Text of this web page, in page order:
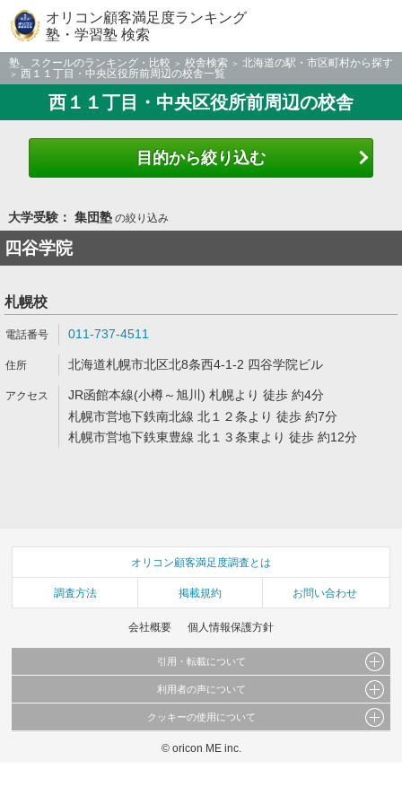
オリコン顧客満足度ランキング
塾・学習塾 検索
塾、スクールのランキング・比較 校舎検索
北海道の駅・市区町村から探す
西１１丁目・中央区役所前周辺の校舎一覧
西１１丁目・中央区役所前周辺の校舎
目的から絞り込む
大学受験： 集団塾の絞り込み
四谷学院
札幌校
011-737-4511
北海道札幌市北区北8条西4-1-2 四谷学院ビル
JR函館本線(小樽～旭川) 札幌より 徒歩 約4分
札幌市営地下鉄南北線 北１２条より 徒歩 約7分
札幌市営地下鉄東豊線 北１３条東より 徒歩 約12分
オリコン顧客満足度調査とは
調査方法 掲載規約 お問い合わせ
会社概要 個人情報保護方針
引用・転載について
当サイトで公開されている情報（文字、写真、イラスト、画像データ等）及びこれらの配
これらの情報を権利者の許可なく無断転載・複製などの二次利用を行うことは固く禁じて
利用者の声について
当サイトに掲載している内容はすべてサービスの利用者が提出された見解・感想です。
弊社の見解・ 意見ではないことをご理解いただいた上でご覧ください。
クッキーの使用について
このサイトでは Cookie を使用して、ユーザーに合わせたコンテンツや広告の表示、ソー
© oricon ME inc.